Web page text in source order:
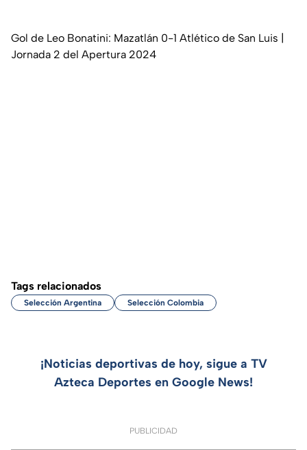
Gol de Leo Bonatini: Mazatlán 0-1 Atlético de San Luis |
Jornada 2 del Apertura 2024
Tags relacionados
Selección Argentina Selección Colombia
¡Noticias deportivas de hoy, sigue a TV
Azteca Deportes en Google News!
PUBLICIDAD